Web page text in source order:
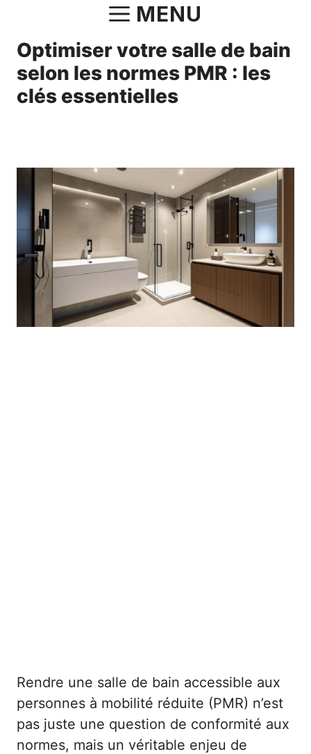
contenu
MENU
Optimiser votre salle de bain
selon les normes PMR : les
clés essentielles
Rendre une salle de bain accessible aux
personnes à mobilité réduite (PMR) n’est
pas juste une question de conformité aux
normes, mais un véritable enjeu de